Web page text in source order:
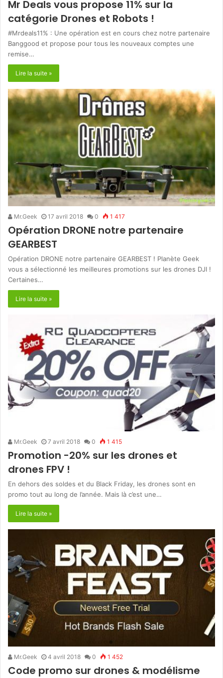
Mr Deals vous propose 11% sur la
catégorie Drones et Robots !
#Mrdeals11% : Une opération est en cours chez notre partenaire
Banggood et propose pour tous les nouveaux comptes une
remise…
Lire la suite »
Mr.Geek 17 avril 2018 0 1 417
Opération DRONE notre partenaire
GEARBEST
Opération DRONE notre partenaire GEARBEST ! Planète Geek
vous a sélectionné les meilleures promotions sur les drones DJI !
Certaines…
Lire la suite »
Mr.Geek 7 avril 2018 0 1 415
Promotion -20% sur les drones et
drones FPV !
En dehors des soldes et du Black Friday, les drones sont en
promo tout au long de l’année. Mais là c’est une…
Lire la suite »
Mr.Geek 4 avril 2018 0 1 452
Code promo sur drones & modélisme